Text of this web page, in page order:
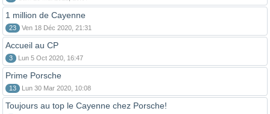
1 million de Cayenne
23 Ven 18 Déc 2020, 21:31
Accueil au CP
3 Lun 5 Oct 2020, 16:47
Prime Porsche
13 Lun 30 Mar 2020, 10:08
Toujours au top le Cayenne chez Porsche!